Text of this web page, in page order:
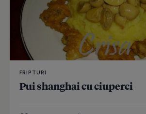
FRIPTURI
Pui shanghai cu ciuperci